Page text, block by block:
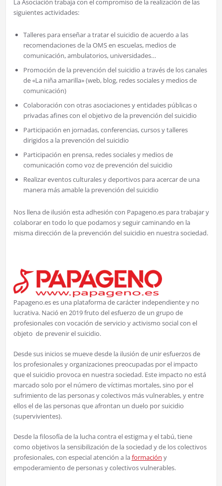
La Asociación trabaja con el compromiso de la realización de las
siguientes actividades:
Talleres para enseñar a tratar el suicidio de acuerdo a las
recomendaciones de la OMS en escuelas, medios de
comunicación, ambulatorios, universidades…
Promoción de la prevención del suicidio a través de los canales
de «La niña amarilla» (web, blog, redes sociales y medios de
comunicación)
Colaboración con otras asociaciones y entidades públicas o
privadas afines con el objetivo de la prevención del suicidio
Participación en jornadas, conferencias, cursos y talleres
dirigidos a la prevención del suicidio
Participación en prensa, redes sociales y medios de
comunicación como voz de prevención del suicidio
Realizar eventos culturales y deportivos para acercar de una
manera más amable la prevención del suicidio
Nos llena de ilusión esta adhesión con Papageno.es para trabajar y
colaborar en todo lo que podamos y seguir caminando en la
misma dirección de la prevención del suicidio en nuestra sociedad.
Papageno.es es una plataforma de carácter independiente y no
lucrativa. Nació en 2019 fruto del esfuerzo de un grupo de
profesionales con vocación de servicio y activismo social con el
objeto de prevenir el suicidio.
Desde sus inicios se mueve desde la ilusión de unir esfuerzos de
los profesionales y organizaciones preocupadas por el impacto
que el suicidio provoca en nuestra sociedad. Este impacto no está
marcado solo por el número de víctimas mortales, sino por el
sufrimiento de las personas y colectivos más vulnerables, y entre
ellos el de las personas que afrontan un duelo por suicidio
(supervivientes).
Desde la filosofía de la lucha contra el estigma y el tabú, tiene
como objetivos la sensibilización de la sociedad y de los colectivos
profesionales, con especial atención a laformación y
empoderamiento de personas y colectivos vulnerables.